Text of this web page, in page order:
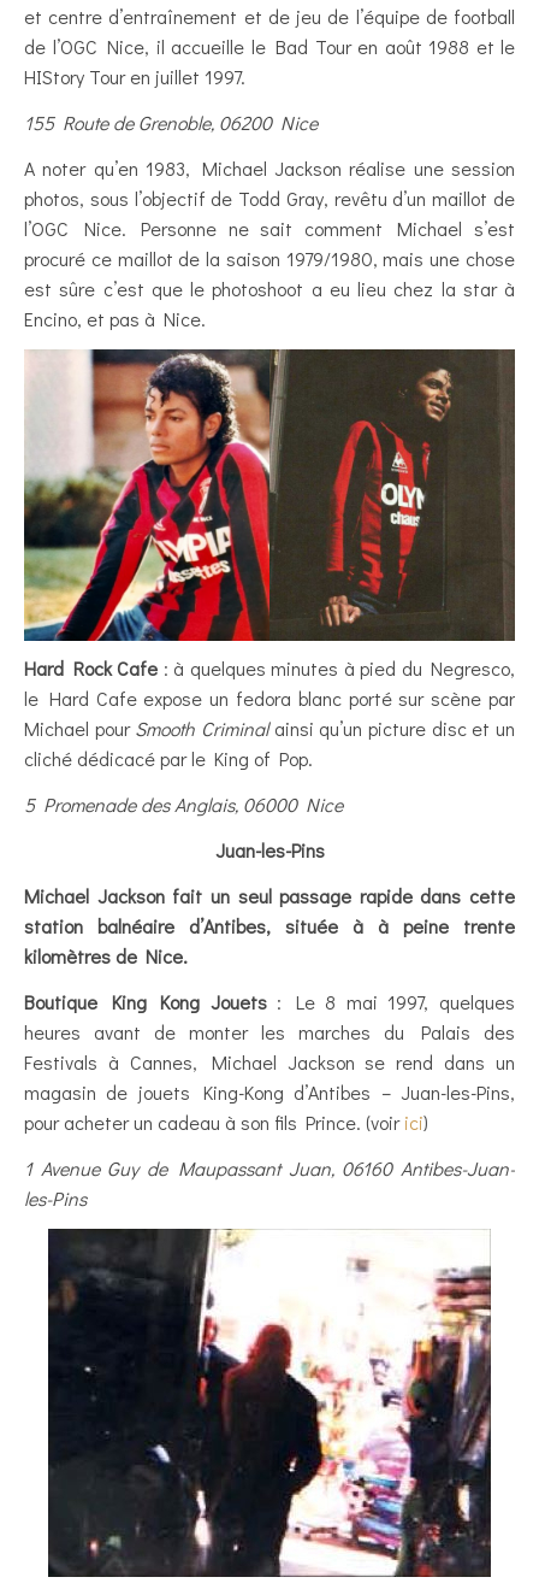
et centre d’entraînement et de jeu de l’équipe de football
de l’OGC Nice, il accueille le Bad Tour en août 1988 et le
HIStory Tour en juillet 1997.
155 Route de Grenoble, 06200 Nice
A noter qu’en 1983, Michael Jackson réalise une session
photos, sous l’objectif de Todd Gray, revêtu d’un maillot de
l’OGC Nice. Personne ne sait comment Michael s’est
procuré ce maillot de la saison 1979/1980, mais une chose
est sûre c’est que le photoshoot a eu lieu chez la star à
Encino, et pas à Nice.
Hard Rock Cafe : à quelques minutes à pied du Negresco,
le Hard Cafe expose un fedora blanc porté sur scène par
Michael pourSmooth Criminalainsi qu’un picture disc et un
cliché dédicacé par le King of Pop.
5 Promenade des Anglais, 06000 Nice
Juan-les-Pins
Michael Jackson fait un seul passage rapide dans cette
station balnéaire d’Antibes, située à à peine trente
kilomètres de Nice.
Boutique King Kong Jouets: Le 8 mai 1997, quelques
heures avant de monter les marches du Palais des
Festivals à Cannes, Michael Jackson se rend dans un
magasin de jouets King-Kong d’Antibes – Juan-les-Pins,
pour acheter un cadeau à son fils Prince. (voirici)
1 Avenue Guy de Maupassant Juan, 06160 Antibes-Juan-
les-Pins